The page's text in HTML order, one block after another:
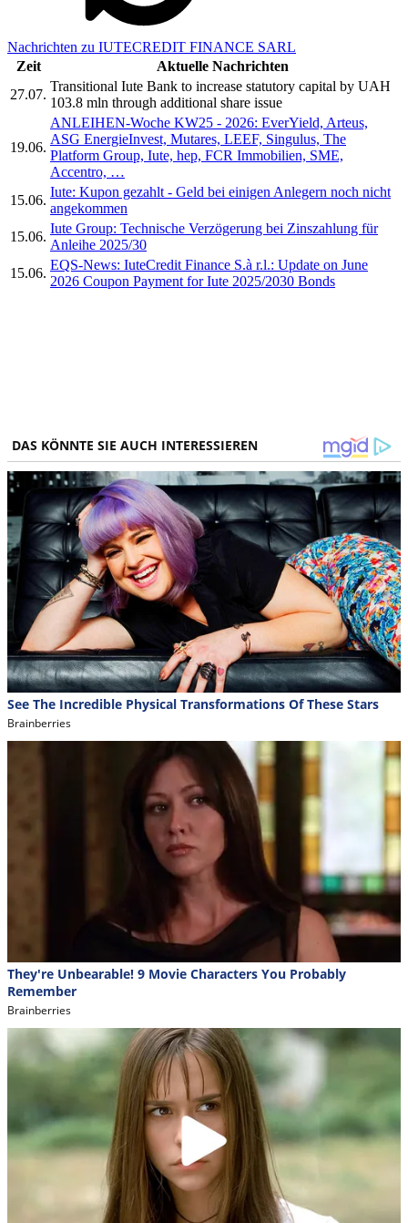
Nachrichten zu IUTECREDIT FINANCE SARL
Zeit
Aktuelle Nachrichten
27.07.
Transitional Iute Bank to increase statutory capital by UAH
103.8 mln through additional share issue
19.06.
ANLEIHEN-Woche KW25 - 2026: EverYield, Arteus,
ASG EnergieInvest, Mutares, LEEF, Singulus, The
Platform Group, Iute, hep, FCR Immobilien, SME,
Accentro, …
15.06.
Iute: Kupon gezahlt - Geld bei einigen Anlegern noch nicht
angekommen
15.06.
Iute Group: Technische Verzögerung bei Zinszahlung für
Anleihe 2025/30
15.06.
EQS-News: IuteCredit Finance S.à r.l.: Update on June
2026 Coupon Payment for Iute 2025/2030 Bonds